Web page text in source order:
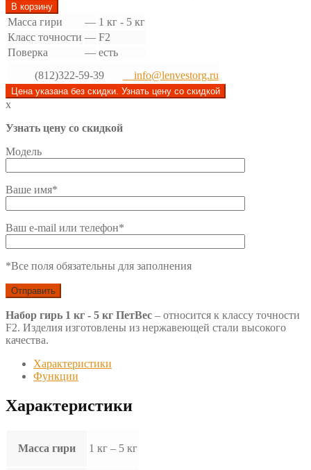
В корзину
Масса гири — 1 кг - 5 кг
Класс точности — F2
Поверка
— есть
(812)322-59-39
info@lenvestorg.ru
Цена указана без скидки. Узнать цену со скидкой
x
Узнать цену со скидкой
Модель
Ваше имя*
Ваш e-mail или телефон*
*Все поля обязательны для заполнения
Набор гирь 1 кг - 5 кг ПетВес – относится к классу точности
F2. Изделия изготовлены из нержавеющей стали высокого
качества.
Характеристики
Функции
Характеристики
Масса гири 1 кг – 5 кг